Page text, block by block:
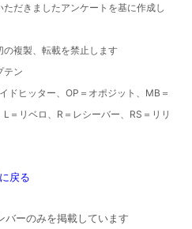
だきましたアンケートを基に作成し
複製、転載を禁止します
テン
ドヒッター、OP＝オポジット、MB＝
＝リベロ、R＝レシーバー、RS＝リリ
戻る
バーのみを掲載しています